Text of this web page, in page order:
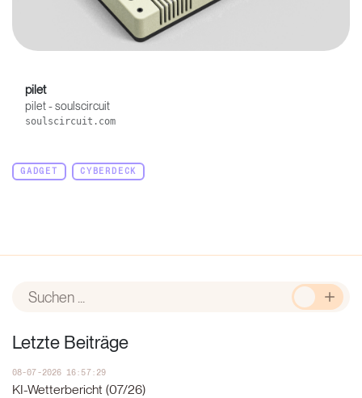
pilet
pilet - soulscircuit
soulscircuit.com
GADGET CYBERDECK
Letzte Beiträge
08-07-2026 16:57:29
KI-Wetterbericht (07/26)